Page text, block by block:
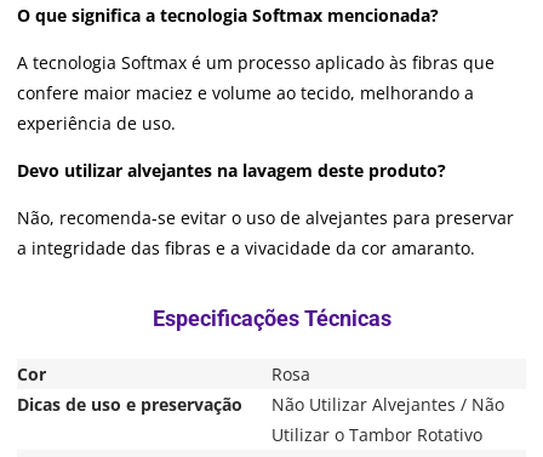
O que significa a tecnologia Softmax mencionada?
A tecnologia Softmax é um processo aplicado às fibras que
confere maior maciez e volume ao tecido, melhorando a
experiência de uso.
Devo utilizar alvejantes na lavagem deste produto?
Não, recomenda-se evitar o uso de alvejantes para preservar
a integridade das fibras e a vivacidade da cor amaranto.
Cor
Rosa
Dicas de uso e preservação
Não Utilizar Alvejantes / Não
Utilizar o Tambor Rotativo